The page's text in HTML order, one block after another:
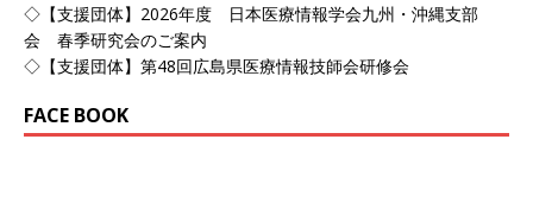
◇【支援団体】2026年度 日本医療情報学会九州・沖縄支部
会 春季研究会のご案内
◇【支援団体】第48回広島県医療情報技師会研修会
FACE BOOK